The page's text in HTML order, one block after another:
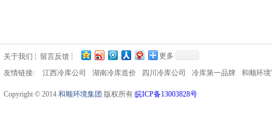
关于我们 留言反馈
更多
友情链接:
江西冷库公司 湖南冷库造价 四川冷库公司 冷库第一品牌 和顺环
Copyright © 2014 和顺环境集团 版权所有 皖ICP备13003828号